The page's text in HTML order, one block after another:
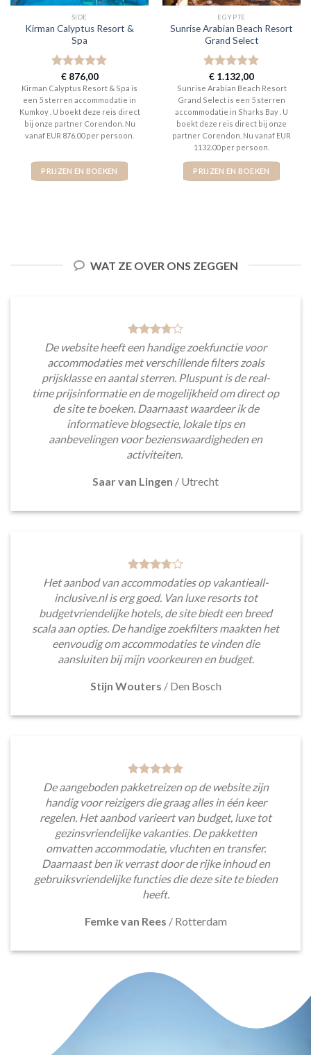
SIDE
Kirman Calyptus Resort &
Spa
Gewaardeerd
5uit 5
€876,00
Kirman Calyptus Resort & Spa is
een 5 sterren accommodatie in
Kumkoy . U boekt deze reis direct
bij onze partner Corendon. Nu
vanaf EUR 876.00 per persoon.
PRIJZEN EN BOEKEN
EGYPTE
Sunrise Arabian Beach Resort
Grand Select
Gewaardeerd
5uit 5
€ 1.132,00
Sunrise Arabian Beach Resort
Grand Select is een 5 sterren
accommodatie in Sharks Bay . U
boekt deze reis direct bij onze
partner Corendon. Nu vanaf EUR
1132.00 per persoon.
PRIJZEN EN BOEKEN
WAT ZE OVER ONS ZEGGEN
De website heeft een handige zoekfunctie voor
accommodaties met verschillende filters zoals
prijsklasse en aantal sterren. Pluspunt is de real-
time prijsinformatie en de mogelijkheid om direct op
de site te boeken. Daarnaast waardeer ik de
informatieve blogsectie, lokale tips en
aanbevelingen voor bezienswaardigheden en
activiteiten.
Saar van Lingen / Utrecht
Het aanbod van accommodaties op vakantieall-
inclusive.nl is erg goed. Van luxe resorts tot
budgetvriendelijke hotels, de site biedt een breed
scala aan opties. De handige zoekfilters maakten het
eenvoudig om accommodaties te vinden die
aansluiten bij mijn voorkeuren en budget.
Stijn Wouters / Den Bosch
De aangeboden pakketreizen op de website zijn
handig voor reizigers die graag alles in één keer
regelen. Het aanbod varieert van budget, luxe tot
gezinsvriendelijke vakanties. De pakketten
omvatten accommodatie, vluchten en transfer.
Daarnaast ben ik verrast door de rijke inhoud en
gebruiksvriendelijke functies die deze site te bieden
heeft.
Femke van Rees / Rotterdam